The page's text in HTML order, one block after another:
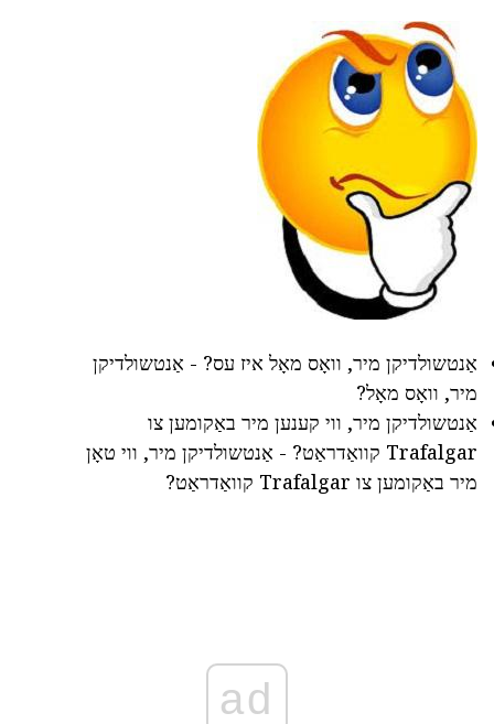
אַנטשולדיקן מיר, וואָס מאָל איז עס? - אַנטשולדיקן
מיר, וואָס מאָל?
אַנטשולדיקן מיר, ווי קענען מיר באַקומען צו
Trafalgar קוואַדראַט? - אַנטשולדיקן מיר, ווי טאָן
מיר באַקומען צו Trafalgar קוואַדראַט?
ad